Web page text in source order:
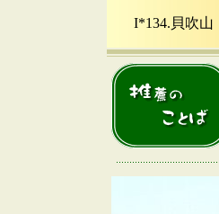
I*134.貝吹山